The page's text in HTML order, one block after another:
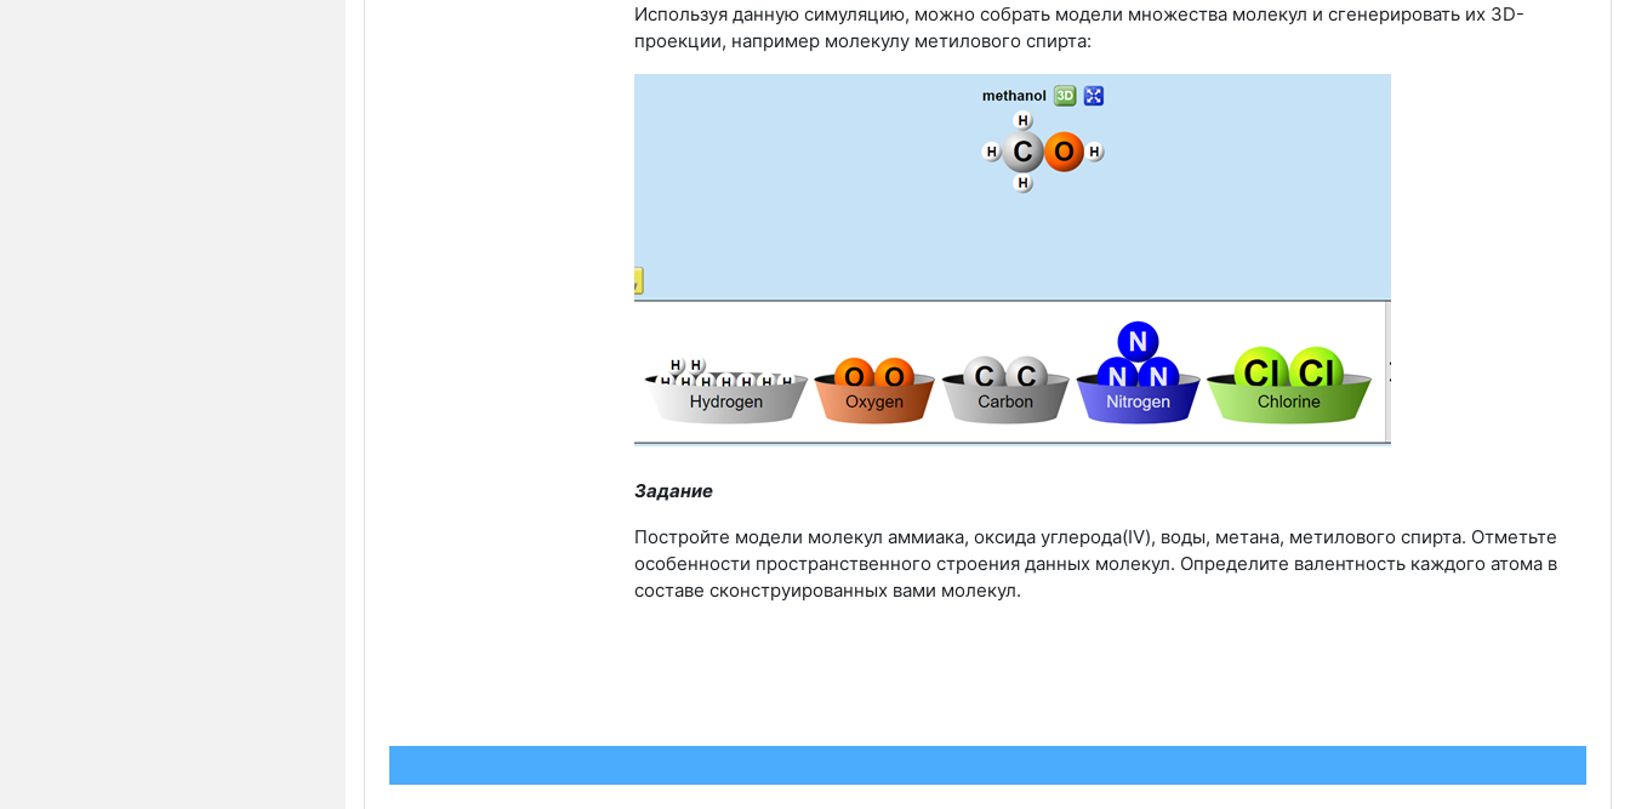
Используя данную симуляцию, можно собрать модели множества молекул и сгенерировать их 3D-
проекции, например молекулу метилового спирта:
Задание
Постройте модели молекул аммиака, оксида углерода(IV), воды, метана, метилового спирта. Отметьте
особенности пространственного строения данных молекул. Определите валентность каждого атома в
составе сконструированных вами молекул.